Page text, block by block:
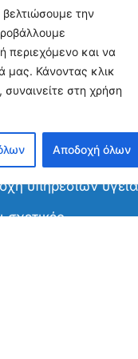
την
περιεχόμενο και να
μας. Κάνοντας κλικ
στη χρήση
Αποδοχή όλων
υπηρεσιών
σχετικές